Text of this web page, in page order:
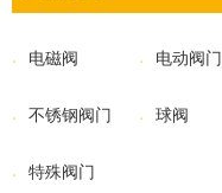
电磁阀 电动阀门
不锈钢阀门 球阀
特殊阀门